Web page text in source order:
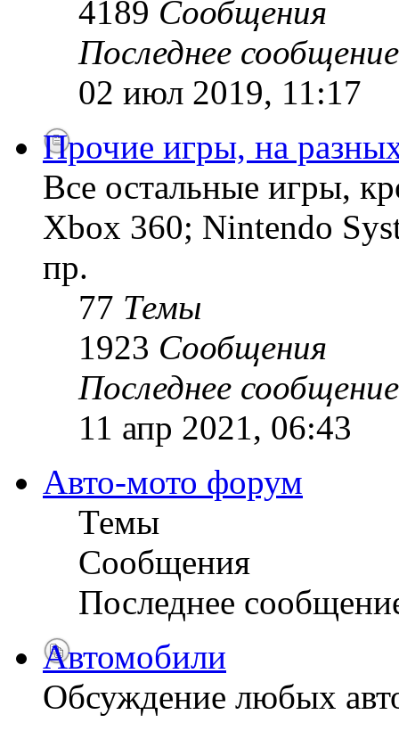
4189 Сообщения
Последнее сообщение
02 июл 2019, 11:17
Прочие игры, на
Все остальные игры,
Xbox 360; Nintendo
пр.
77 Темы
1923 Сообщения
Последнее сообщение
11 апр 2021, 06:43
Авто-мото форум
Темы
Сообщения
Последнее
Автомобили
Обсуждение любых